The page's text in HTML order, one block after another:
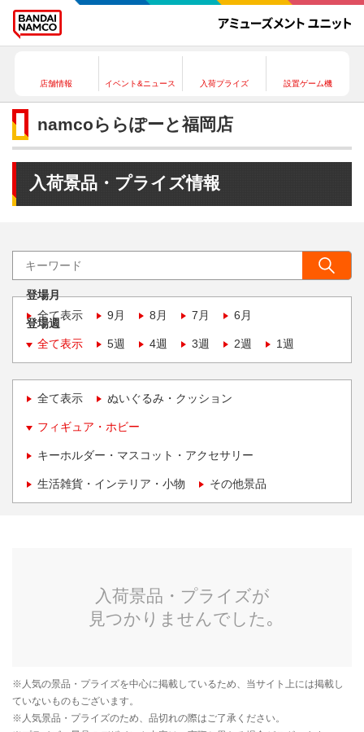
店舗情報 イベント&ニュース 入荷プライズ 設置ゲーム機
namcoららぽーと福岡店
入荷景品・プライズ情報
登場月
全て表示
9月 8月 7月 6月
登場週
全て表示
5週 4週 3週 2週 1週
全て表示 ぬいぐるみ・クッション
フィギュア・ホビー
キーホルダー・マスコット・アクセサリー
生活雑貨・インテリア・小物 その他景品